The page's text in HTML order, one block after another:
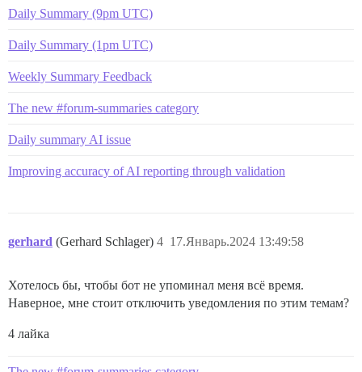
Daily Summary (9pm UTC)
Daily Summary (1pm UTC)
Weekly Summary Feedback
The new #forum-summaries category
Daily summary AI issue
Improving accuracy of AI reporting through validation
gerhard (Gerhard Schlager) 17.Январь.2024 13:49:58
4
Хотелось бы, чтобы бот не упоминал меня всё время.
Наверное, мне стоит отключить уведомления по этим темам?
4 лайка